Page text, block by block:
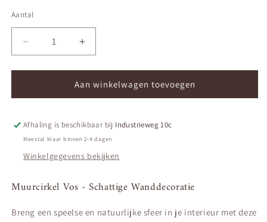
Aantal
Aantal
Aantal
verlagen
voor
Vos
Aantal
verhogen
voor
Muurcirkel
Vos
Aan winkelwagen toevoegen
Afhaling is beschikbaar bij Industrieweg 10c
Meestal klaar binnen 2-4 dagen
Winkelgegevens bekijken
Muurcirkel Vos - Schattige Wanddecoratie
Breng een speelse en natuurlijke sfeer in je interieur met deze